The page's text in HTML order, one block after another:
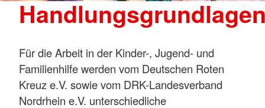
Für die Arbeit in der Kinder-, Jugend- und
Familienhilfe werden vom Deutschen Roten
Kreuz e.V. sowie vom DRK-Landesverband
Nordrhein e.V. unterschiedliche